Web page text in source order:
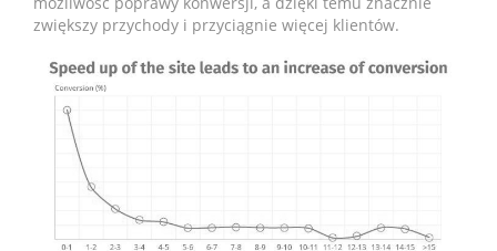
zwiększy przychody i przyciągnie więcej klientów.